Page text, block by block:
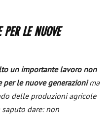
PER LE NUOVE
un importante lavoro non
le nuove generazionima
delle produzioni agricole
saputo dare: non